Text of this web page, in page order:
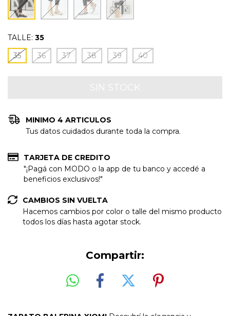
TALLE: 35
35
36 37 38 39 40
MINIMO 4 ARTICULOS
Tus datos cuidados durante toda la compra.
TARJETA DE CREDITO
"¡Pagá con MODO o la app de tu banco y accedé a
beneficios exclusivos!"
CAMBIOS SIN VUELTA
Hacemos cambios por color o talle del mismo producto
todos los días hasta agotar stock.
Compartir: